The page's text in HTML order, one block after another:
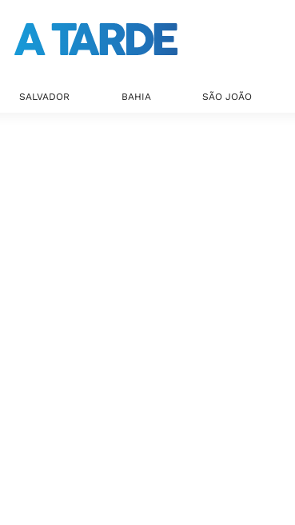
SALVADOR BAHIA SÃO JOÃO